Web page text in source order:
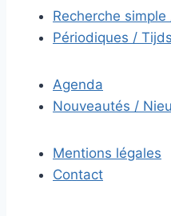
Recherche
Périodiques /
Agenda
Nouveautés /
Mentions légales
Contact